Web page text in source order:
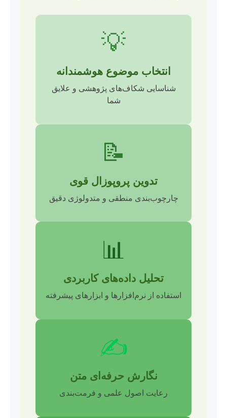
💡
انتخاب موضوع هوشمندانه
شناسایی شکاف‌های پژوهشی و علایق
شما
📝
تدوین پروپوزال قوی
چارچوب‌بندی منطقی و متدولوژی دقیق
📊
تحلیل داده‌های کاربردی
استفاده از نرم‌افزارها و ابزارهای پیشرفته
✍️
نگارش حرفه‌ای متن
رعایت اصول علمی و فرمت‌بندی